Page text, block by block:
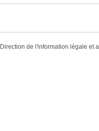
Direction de l'information légale et